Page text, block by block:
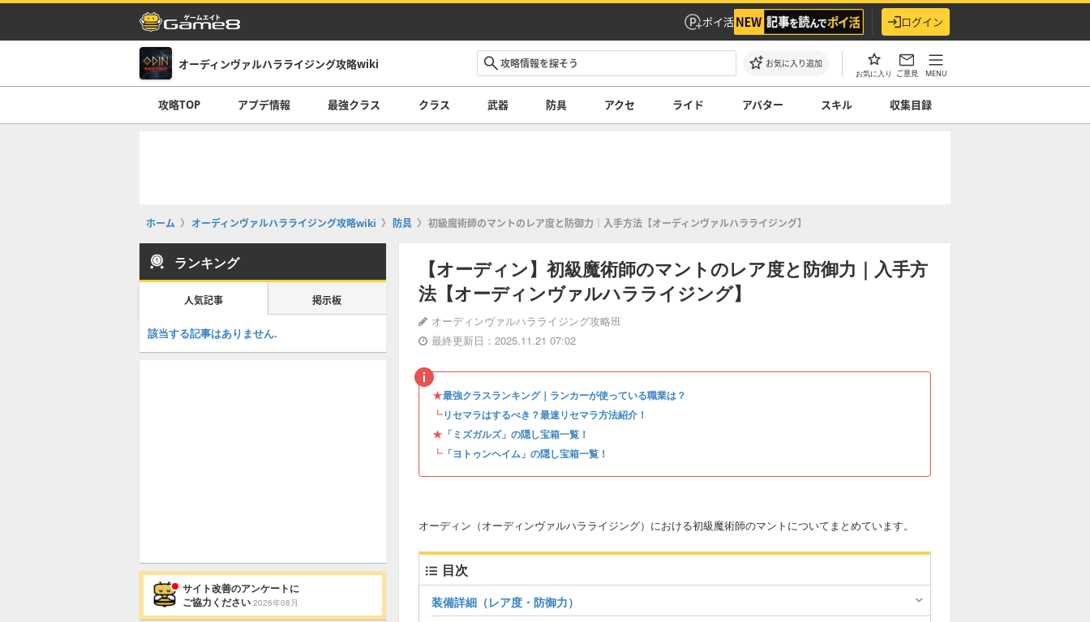
ポイ活 ログイン
オーディンヴァルハラライジング攻略wiki お気に入り追加
お気に入り ご意見 MENU
攻略TOP アプデ情報 最強クラス クラス 武器 防具 アクセ ライド アバター スキル 収集目録
ホーム オーディンヴァルハラライジング攻略wiki 防具 初級魔術師のマントのレア度と防御力｜入手方法【オーディンヴァルハラライジング】
【オーディン】初級魔術師のマントのレア度と防御力｜入手方
法【オーディンヴァルハラライジング】
オーディンヴァルハラライジング攻略班
最終更新日：2025.11.21 07:02
★最強クラスランキング｜ランカーが使っている職業は？
┗リセマラはするべき？最速リセマラ方法紹介！
★ 「ミズガルズ」の隠し宝箱一覧！
┗ 「ヨトゥンヘイム」の隠し宝箱一覧！
オーディン（オーディンヴァルハラライジング）における初級魔術師のマントについてまとめています。
目次
装備詳細（レア度・防御力）
ランキング
人気記事 掲示板
該当する記事はありません.
サイト改善のアンケートに
ご協力ください 2026年08月